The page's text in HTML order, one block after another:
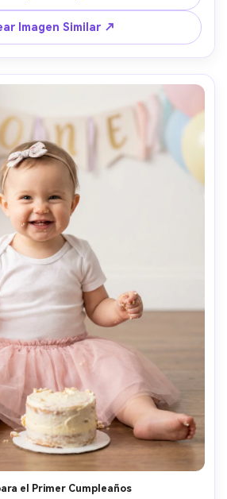
de cuerpo, contraste suave,
piel y tejido, paleta de colores
tranquilo y reflexivo --ar 4:5
Imagen Similar ↗
el Primer Cumpleaños